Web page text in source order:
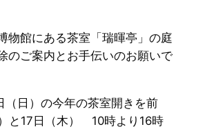
物館にある茶室「瑞暉亭」 の庭
のご案内とお手伝いのお願いで
（日）の今年の茶室開きを前
と17日（木） 10時より16時